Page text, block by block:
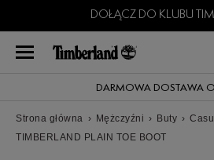
DOŁĄCZ DO KLUBU
DARMOWA DOSTAWA
Strona główna › Mężczyźni › Buty ›
TIMBERLAND PLAIN TOE BOOT